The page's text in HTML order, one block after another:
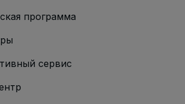
программа
сервис